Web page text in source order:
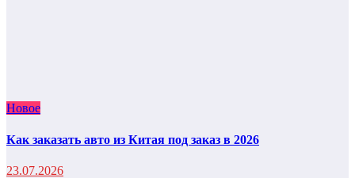
Новое
Как заказать авто из Китая под заказ в 2026
23.07.2026